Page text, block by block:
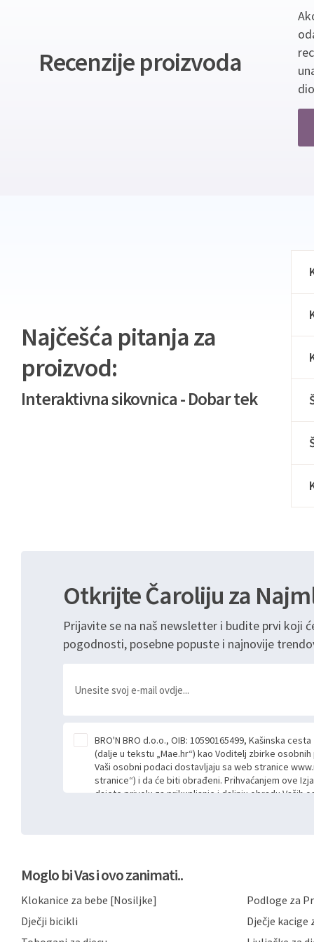
Recenzije proizvoda
Najčešća pitanja za
proizvod:
Interaktivna sikovnica - Dobar tek
Otkrijte Čaroliju za
Prijavite se na naš newsletter i budite prvi koji
pogodnosti, posebne popuste i najnovije
BRO'N BRO d.o.o., OIB: 10590165499, Kašinska
(dalje u tekstu „Mae.hr“) kao Voditelj zbirke
Vaši osobni podaci dostavljaju sa web stranice
stranice“) i da će biti obrađeni. Prihvaćanjem ove
dajete privolu za prikupljanje i daljnju obradu Vaših
možete pročitati ovdje, sukladno Politici
primjenu odgovarajućih tehničkih i sigurnosnih
privatnost svojih korisnika i posjetitelja web
Moglo bi Vas i ovo zanimati..
Klokanice za bebe [Nosiljke]
Podloge za
Dječji bicikli
Dječje kacige